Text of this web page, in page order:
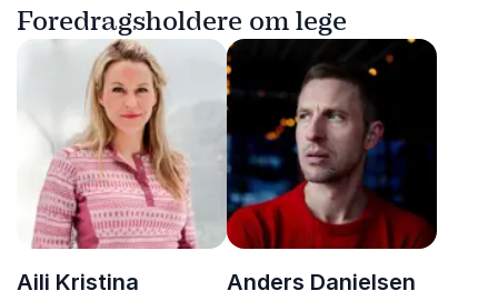
Foredragsholdere om lege
Aili Kristina
Anders Danielsen